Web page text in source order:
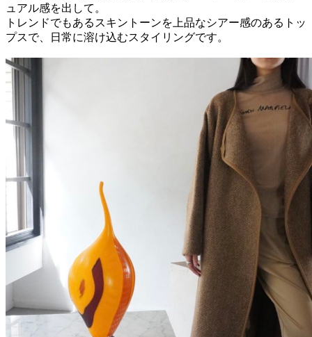
ュアル感を出して。
トレンドでもあるスキントーンを上品なシアー感のあるトッ
プスで、日常に溶け込むスタイリングです。